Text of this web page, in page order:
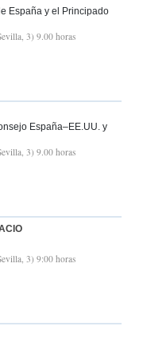
España y el Principado
3) 9.00 horas
España–EE.UU. y
3) 9.00 horas
3) 9:00 horas